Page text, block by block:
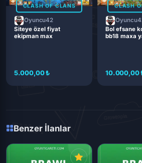
CLASH OF CLANS
Oyuncu42
Siteye özel fiyat
ekipman max
5.000,00 ₺
CLASH
Bol efsane
bb18 maxa
10.000,00
Benzer İlanlar